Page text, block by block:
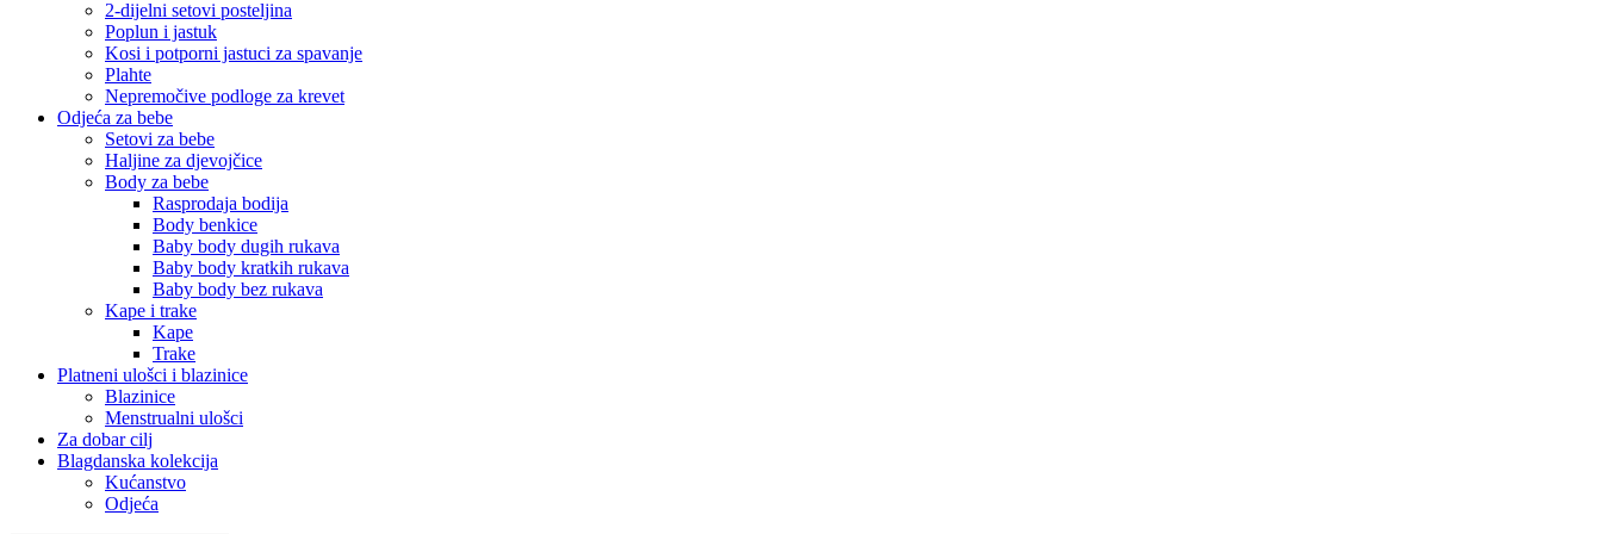
2-dijelni setovi posteljina
Poplun i jastuk
Kosi i potporni jastuci za spavanje
Plahte
Nepremočive podloge za krevet
Odjeća za bebe
Setovi za bebe
Haljine za djevojčice
Body za bebe
Rasprodaja bodija
Body benkice
Baby body dugih rukava
Baby body kratkih rukava
Baby body bez rukava
Kape i trake
Kape
Trake
Platneni ulošci i blazinice
Blazinice
Menstrualni ulošci
Za dobar cilj
Blagdanska kolekcija
Kućanstvo
Odjeća